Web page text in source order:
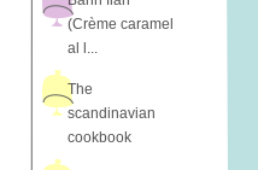
(Crème caramel
al l...
The
scandinavian
cookbook